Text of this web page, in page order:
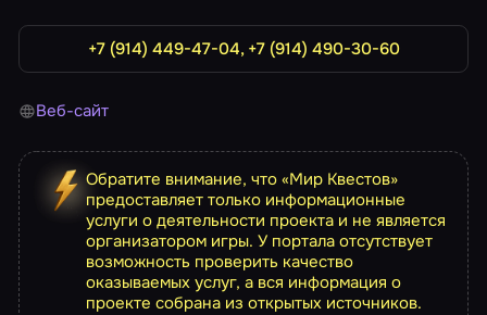
+7 (914) 449-47-04, +7 (914) 490-30-60
Веб-сайт
Обратите внимание, что «Мир Квестов»
предоставляет только информационные
услуги о деятельности проекта и не является
организатором игры. У портала отсутствует
возможность проверить качество
оказываемых услуг, а вся информация о
проекте собрана из открытых источников.